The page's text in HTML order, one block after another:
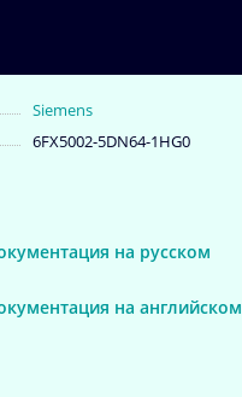
Siemens
6FX5002-5DN64-1HG0
на русском
на английском